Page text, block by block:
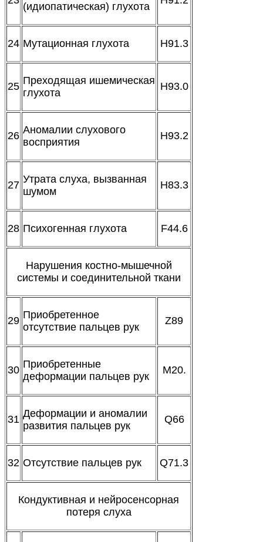
(идиопатическая) глухота
24 Мутационная глухота H91.3
25 Преходящая ишемическая
глухота
H93.0
26 Аномалии слухового
восприятия
H93.2
27 Утрата слуха, вызванная
шумом
H83.3
28 Психогенная глухота F44.6
Нарушения костно-мышечной
системы и соединительной ткани
29 Приобретенное
отсутствие пальцев рук
Z89
30 Приобретенные
деформации пальцев рук
M20.
31 Деформации и аномалии
развития пальцев рук
Q66
32 Отсутствие пальцев рук Q71.3
Кондуктивная и нейросенсорная
потеря слуха